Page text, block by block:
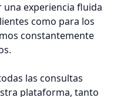
experiencia fluida
como para los
constantemente
las consultas
plataforma, tanto